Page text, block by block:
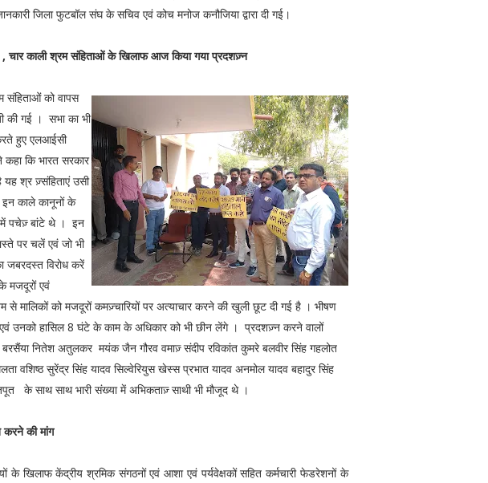
जिला फुटबॉल संघ के सचिव एवं कोच मनोज कनौजिया द्वारा दी गई।
, चार काली श्रम संहिताओं के खिलाफ आज किया गया प्रदशज़्न
संहिताओं को वापस
की गई । सभा का भी
हुए एलआईसी
कि भारत सरकार
श्र ज़्संहिताएं उसी
काले कानूनों के
में पचेज़् बांटे थे । इन
पर चलें एवं जो भी
जबरदस्त विरोध करें
मजदूरों एवं
मालिकों को मजदूरों कमज़्चारियों पर अत्याचार करने की खुली छूट दी गई है । भीषण
उनको हासिल 8 घंटे के काम के अधिकार को भी छीन लेंगे । प्रदशज़्न करने वालों
नितेश अतुलकर मयंक जैन गौरव वमाज़् संदीप रविकांत कुमरे बलवीर सिंह गहलोत
वशिष्ठ सुरेंद्र सिंह यादव सिल्वेरियुस खेस्स प्रभात यादव अनमोल यादव बहादुर सिंह
के साथ साथ भारी संख्या में अभिकताज़् साथी भी मौजूद थे ।
करने की मांग
के खिलाफ केंद्रीय श्रमिक संगठनों एवं आशा एवं पर्यवेक्षकों सहित कर्मचारी फेडरेशनों के